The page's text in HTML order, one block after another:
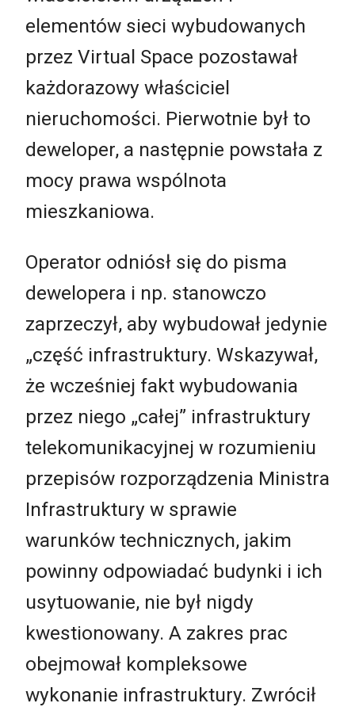
elementów sieci wybudowanych
przez Virtual Space pozostawał
każdorazowy właściciel
nieruchomości. Pierwotnie był to
deweloper, a następnie powstała z
mocy prawa wspólnota
mieszkaniowa.
Operator odniósł się do pisma
dewelopera i np. stanowczo
zaprzeczył, aby wybudował jedynie
„część infrastruktury. Wskazywał,
że wcześniej fakt wybudowania
przez niego „całej” infrastruktury
telekomunikacyjnej w rozumieniu
przepisów rozporządzenia Ministra
Infrastruktury w sprawie
warunków technicznych, jakim
powinny odpowiadać budynki i ich
usytuowanie, nie był nigdy
kwestionowany. A zakres prac
obejmował kompleksowe
wykonanie infrastruktury. Zwrócił